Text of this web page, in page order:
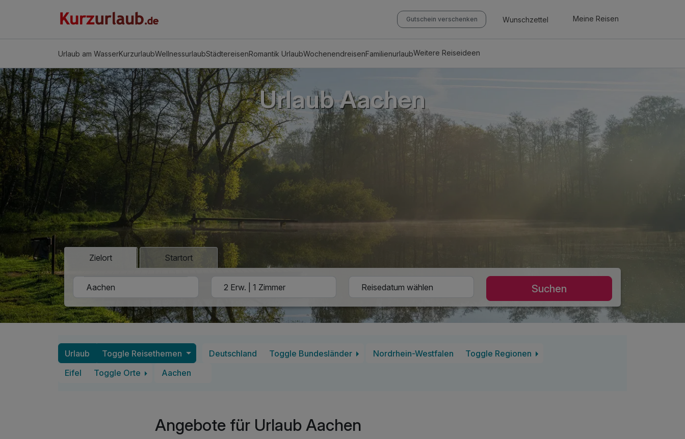
Gutschein verschenken Wunschzettel Meine Reisen
Urlaub am WasserKurzurlaubWellnessurlaubStädtereisenRomantik UrlaubWochenendreisenFamilienurlaubWeitere Reiseideen
Urlaub Aachen
Zielort Startort
Suchen
Urlaub Toggle Reisethemen Deutschland Toggle Bundesländer Nordrhein-Westfalen
Toggle Regionen
Eifel
Toggle Orte Aachen
Angebote für Urlaub Aachen